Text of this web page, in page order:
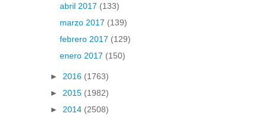
abril 2017 (133)
marzo 2017 (139)
febrero 2017 (129)
enero 2017 (150)
► 2016 (1763)
► 2015 (1982)
► 2014 (2508)